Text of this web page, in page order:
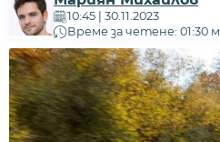
10:45 | 30.11.2023
Време за четене: 01:30